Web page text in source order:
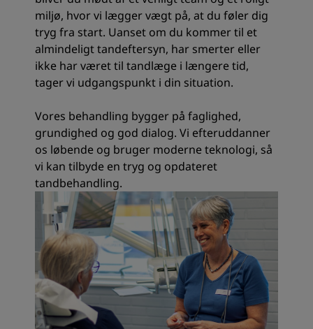
miljø, hvor vi lægger vægt på, at du føler dig
tryg fra start. Uanset om du kommer til et
almindeligt tandeftersyn, har smerter eller
ikke har været til tandlæge i længere tid,
tager vi udgangspunkt i din situation.
Vores behandling bygger på faglighed,
grundighed og god dialog. Vi efteruddanner
os løbende og bruger moderne teknologi, så
vi kan tilbyde en tryg og opdateret
tandbehandling.